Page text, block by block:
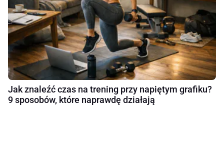
Jak znaleźć czas na trening przy napiętym grafiku?
9 sposobów, które naprawdę działają